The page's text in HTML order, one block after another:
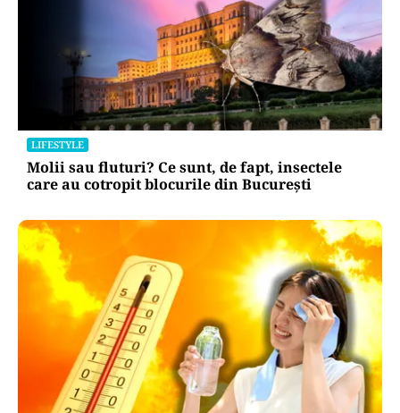
LIFESTYLE
Molii sau fluturi? Ce sunt, de fapt, insectele
care au cotropit blocurile din București